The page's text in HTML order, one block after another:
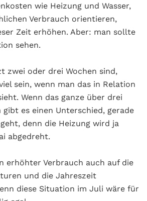
wie Heizung und Wasser,
Verbrauch orientieren,
Zeit erhöhen. Aber: man sollte
sehen.
zwei oder drei Wochen sind,
sein, wenn man das in Relation
Wenn das ganze über drei
es einen Unterschied, gerade
denn die Heizung wird ja
abgedreht.
erhöhter Verbrauch auch auf die
und die Jahreszeit
diese Situation im Juli wäre für